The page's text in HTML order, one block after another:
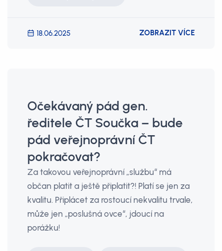
18.06.2025 ZOBRAZIT VÍCE
Očekávaný pád gen.
ředitele ČT Součka – bude
pád veřejnoprávní ČT
pokračovat?
Za takovou veřejnoprávní „službu“ má
občan platit a ještě připlatit?! Platí se jen za
kvalitu. Připlácet za rostoucí nekvalitu trvale,
může jen „poslušná ovce“, jdoucí na
porážku!